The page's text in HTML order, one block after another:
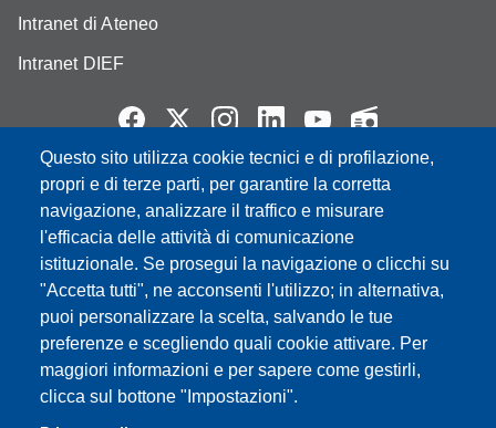
Questo sito utilizza cookie tecnici e di profilazione,
propri e di terze parti, per garantire la corretta
navigazione, analizzare il traffico e misurare
l'efficacia delle attività di comunicazione
istituzionale. Se prosegui la navigazione o clicchi su
"Accetta tutti", ne acconsenti l'utilizzo; in alternativa,
puoi personalizzare la scelta, salvando le tue
preferenze e scegliendo quali cookie attivare. Per
maggiori informazioni e per sapere come gestirli,
clicca sul bottone "Impostazioni".
Intranet di Ateneo
Intranet DIEF
Partita IVA: 00427620364
e-mail: urp@unimore.it
PEC: primo contatto: urp@pec.unimore.it
Indirizzo ReGIndE per notifica Atti Processuali:
direzionelegale@pec.unimore.it
Sede di Modena: Via Università 4, 41121 Modena, Tel. 059
2056511 - Fax 059 245156
Sede di Reggio Emilia : Viale A. Allegri 9, 42121 Reggio
Emilia, Tel. 0522 523041 - Fax 0522 523045